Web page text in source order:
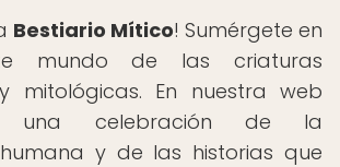
Bestiario Mítico! Sumérgete en
mundo de las criaturas
mitológicas. En nuestra web
una celebración de la
y de las historias que